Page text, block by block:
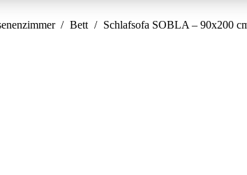
Bett Schlafsofa SOBLA – 90x200